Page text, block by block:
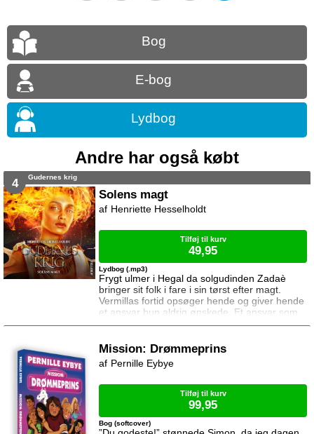
Bog
E-bog
Lydbog
Andre har også købt
4 Gudernes krig
Solens magt
Frygt ulmer i Hegal da solgudinden Zadaè
bringer sit folk i fare i sin tørst efter magt.
Vermillas fortid opsøger hende og giver hende
et ansvar hun aldrig ønskede. Et ansvar som
tvinger hende på flugt. Imens kæmper Paleon
åbner sig for ham da Jarsala opdager
hemmeligheder om vampyren der var som en
mor for hende, og Yukais opsøger Ravena for
Lydbog (.mp3)
Henriette Hesselholdt
Tilføj til kurv
49,95
Mission: Drømmeprins
Bog (softcover)
Pernille Eybye
Tilføj til kurv
99,95